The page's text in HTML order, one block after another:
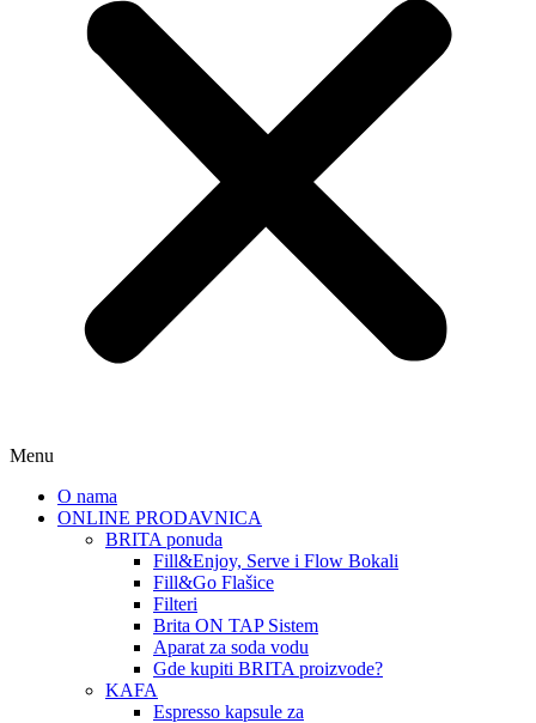
Menu
O nama
ONLINE PRODAVNICA
BRITA ponuda
Fill&Enjoy, Serve i Flow Bokali
Fill&Go Flašice
Filteri
Brita ON TAP Sistem
Aparat za soda vodu
Gde kupiti BRITA proizvode?
KAFA
Espresso kapsule za